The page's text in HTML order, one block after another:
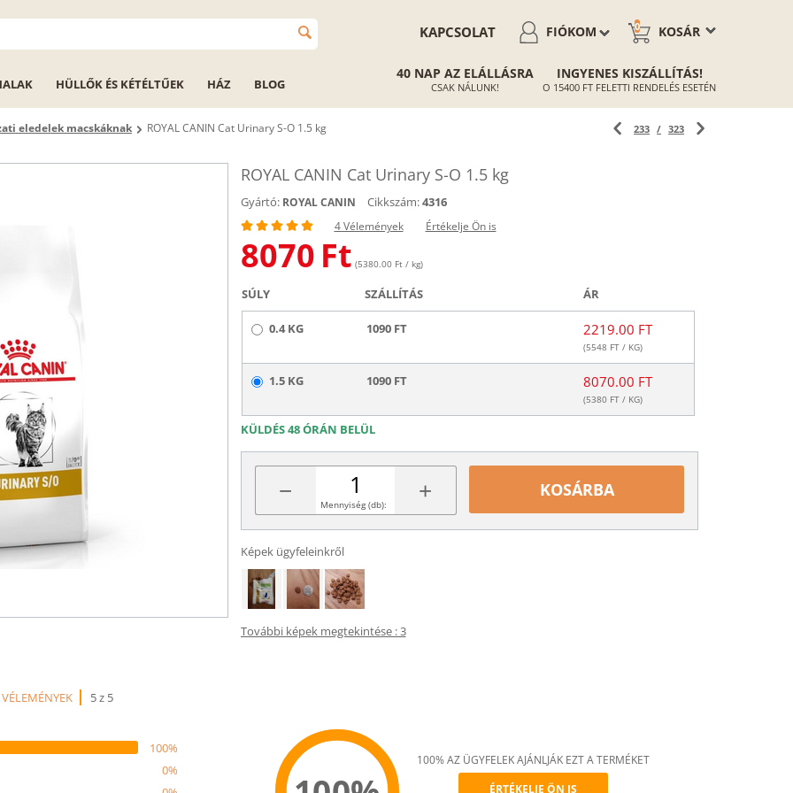
KOSÁR
0
FIÓKOM
KAPCSOLAT
HÜLLŐK ÉS KÉTÉLTŰEK HÁZ BLOG
40 NAP AZ ELÁLLÁSRA
CSAK NÁLUNK!
INGYENES KISZÁLLÍTÁS!
O 15400 FT FELETTI RENDELÉS ESETÉN
eledelek macskáknak ROYAL CANIN Cat Urinary S-O 1.5 kg 233 / 323
ROYAL CANIN Cat Urinary S-O 1.5 kg
Gyártó: ROYAL CANIN Cikkszám:4316
4 Vélemények Értékelje Ön is
8070 Ft (5380.00 Ft / kg)
SÚLY SZÁLLÍTÁS ÁR
0.4 KG 1090 FT 2219.00 FT
(5548 FT / KG)
1.5 KG 1090 FT 8070.00 FT
(5380FT / KG)
KÜLDÉS 48 ÓRÁN BELÜL
− +
Mennyiség (db):
KOSÁRBA
Képek ügyfeleinkről
További képek megtekintése : 3
5 z 5
100%
0%
100% AZ ÜGYFELEK AJÁNLJÁK EZT A TERMÉKET
ÉRTÉKELJE ÖN IS